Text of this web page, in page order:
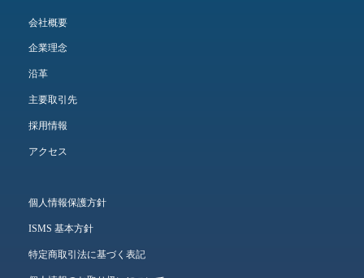
会社概要
企業理念
沿革
主要取引先
採用情報
アクセス
個人情報保護方針
ISMS 基本方針
特定商取引法に基づく表記